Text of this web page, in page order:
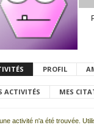
PROFIL
ACTIVITÉS MES
activité n'a été trouvée.